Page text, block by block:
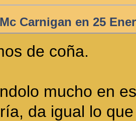
Carnigan en 25
de coña.
mucho en
da igual lo